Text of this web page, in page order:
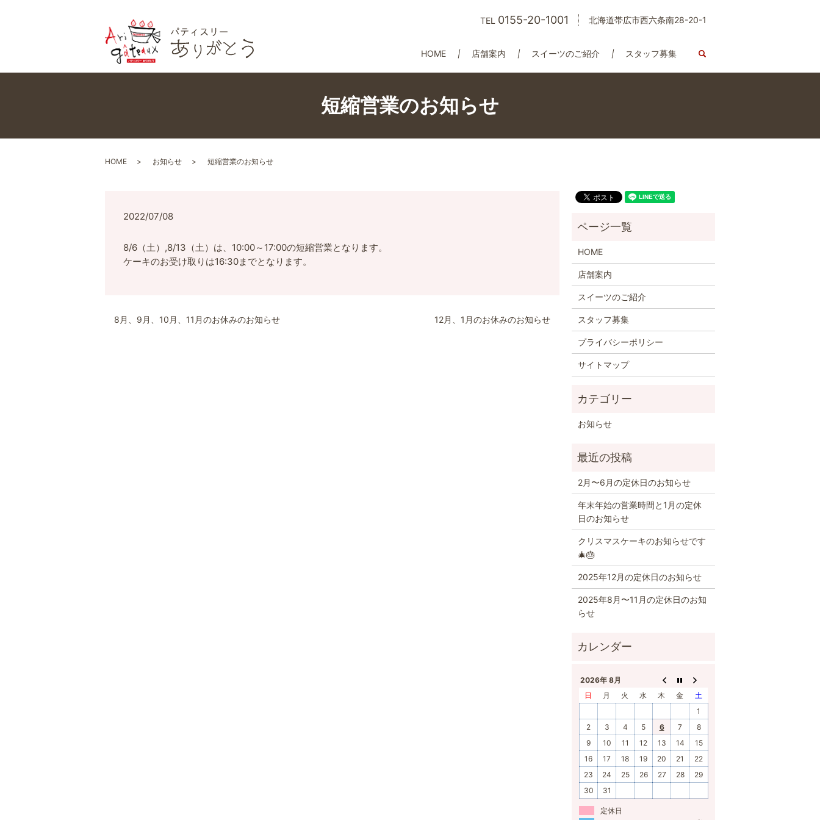
HOME 店舗案内 スイーツのご紹介 スタッフ募集 search
TEL 0155-20-1001 北海道帯広市西六条南28-20-1
短縮営業のお知らせ
HOME お知らせ 短縮営業のお知らせ
2022/07/08
8/6（土）,8/13（土）は、10:00～17:00の短縮営業となります。
ケーキのお受け取りは16:30までとなります。
8月、9月、10月、11月のお休みのお知らせ 12月、1月のお休みのお知らせ
HOME
店舗案内
スイーツのご紹介
スタッフ募集
プライバシーポリシー
サイトマップ
お知らせ
2月〜6月の定休日のお知らせ
年末年始の営業時間と1月の定休
日のお知らせ
クリスマスケーキのお知らせです
🎄🎂
2025年12月の定休日のお知らせ
2025年8月〜11月の定休日のお知
らせ
2026年 8月
日
月 火 水 木 金
土
1
2
3 4 5 6 7
8
9
10 11 12 13 14
15
16
17 18 19 20 21
22
23
24 25 26 27 28
29
30
31
定休日